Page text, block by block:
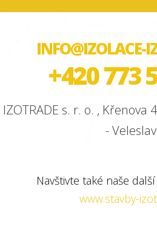
INFO@IZOLACE-
+420 773
IZOTRADE s. r. o. , Křenova
-
Navštivte také naše
www.stavby-